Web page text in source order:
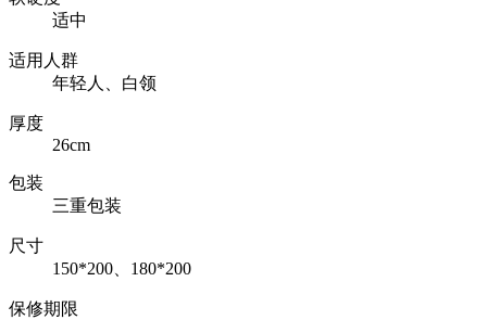
适中
适用人群
年轻人、白领
厚度
26cm
包装
三重包装
尺寸
150*200、180*200
保修期限